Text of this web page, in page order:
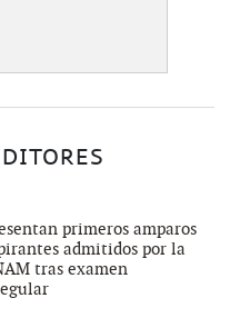
primeros amparos
admitidos por la
tras examen